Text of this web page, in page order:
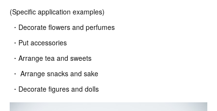
(Specific application examples)
・Decorate flowers and perfumes
・Put accessories
・Arrange tea and sweets
・ Arrange snacks and sake
・Decorate figures and dolls